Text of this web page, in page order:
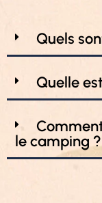
Quels
Quelle
le camping ?